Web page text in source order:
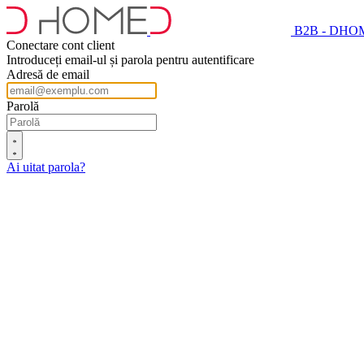
B2B -
Conectare cont client
Introduceți email-ul și parola pentru autentificare
Adresă de email
Parolă
Ai uitat parola?